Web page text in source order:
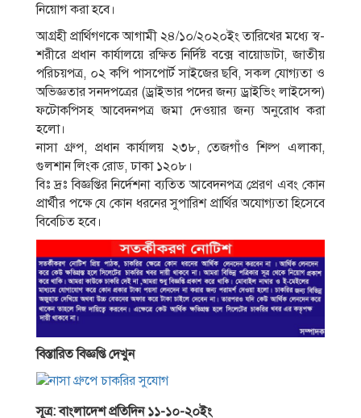
নিয়ােগ করা হবে।
আগ্রহী প্রার্থিগণকে আগামী ২৪/১০/২০২০ইং তারিখের মধ্যে স্ব-
শরীরে প্রধান কার্যালয়ে রক্ষিত নির্দিষ্ট বক্সে বায়ােডাটা, জাতীয়
পরিচয়পত্র, ০২ কপি পাসপাের্ট সাইজের ছবি, সকল যােগ্যতা ও
অভিজ্ঞতার সনদপত্রের (ড্রাইভার পদের জন্য ড্রাইভিং লাইসেন্স)
ফটোকপিসহ আবেদনপত্র জমা দেওয়ার জন্য অনুরােধ করা
হলাে।
নাসা গ্রুপ, প্রধান কার্যালয় ২৩৮, তেজগাঁও শিল্প এলাকা,
গুলশান লিংক রােড, ঢাকা ১২০৮।
বিঃ দ্রঃ বিজ্ঞপ্তির নির্দেশনা ব্যতিত আবেদনপত্র প্রেরণ এবং কোন
প্রার্থীর পক্ষে যে কোন ধরনের সুপারিশ প্রার্থির অযােগ্যতা হিসেবে
বিবেচিত হবে।
বিস্তারিত বিজ্ঞপ্তি দেখুন
সূত্র: বাংলাদেশ প্রতিদিন ১১-১০-২০ইং